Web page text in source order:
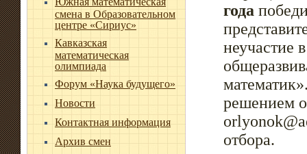
смена в Образовательном
центре «Сириус»
Кавказская
математическая
олимпиада
Форум «Наука будущего»
Новости
Контактная информация
Архив смен
года
неучастие
решением
отбора.